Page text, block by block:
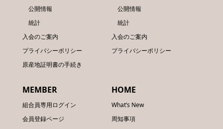
公開情報
統計
入会のご案内
プライバシーポリシー
原産地証明書の手続き
公開情報
統計
入会のご案内
プライバシーポリシー
MEMBER
組合員専用ログイン
会員登録ページ
HOME
What’s New
周知事項